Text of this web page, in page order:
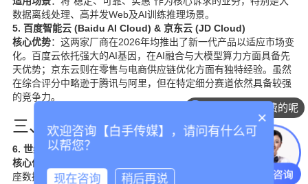
数据离线处理、高并发Web及AI训练推理场景。
5. 百度智能云 (Baidu AI Cloud) & 京东云 (JD Cloud)
核心优势：这两家厂商在2026年均推出了新一代产品以适应市场变
化。百度云依托强大的AI基因，在AI融合与大模型算力方面具备先
天优势；京东云则在零售与电商供应链优化方面有独特经验。虽然
在综合评分中略逊于腾讯与阿里，但在特定细分赛道依然具备较强
的竞争力。
三、 第三方中立数据中心服务商
6. 世纪互联 (Vnet Group)
核心优势
：深耕数据中心行业近30年，在全国30多个城市运营超50
座数据中心。面向AGI时代，世纪互联积极重构绿色低碳的新型电
你们是怎么收费的呢
×
欢迎咨询【白手传媒】，请问有什么可
以帮您？
现在咨询 稍后再说